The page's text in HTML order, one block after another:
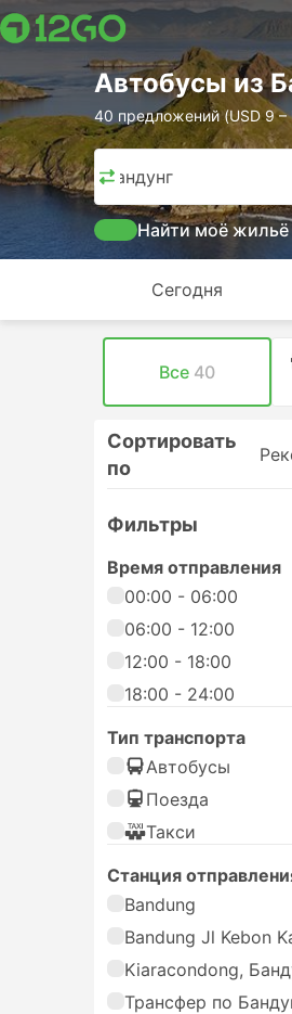
Автобусы из
40 предложений (USD 9 –
Бандунг
Найти моё жильё
Сегодня
Все 40
Сортировать
по
Фильтры
Время отправления
00:00 - 06:00
06:00 - 12:00
12:00 - 18:00
18:00 - 24:00
Тип транспорта
Автобусы
Поезда
Такси
Станция
Bandung
Bandung Jl Kebon
Kiaracondong,
Трансфер по